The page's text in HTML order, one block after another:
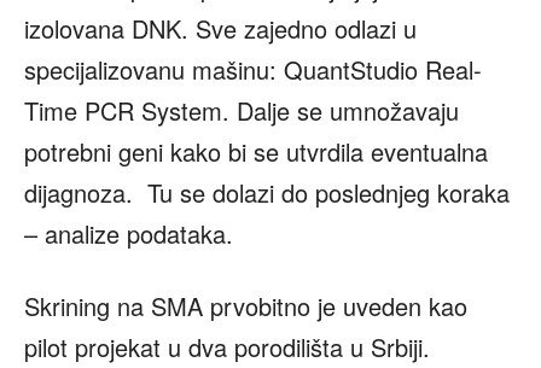
izolovana DNK. Sve zajedno odlazi u
specijalizovanu mašinu: QuantStudio Real-
Time PCR System. Dalje se umnožavaju
potrebni geni kako bi se utvrdila eventualna
dijagnoza. Tu se dolazi do poslednjeg koraka
– analize podataka.
Skrining na SMA prvobitno je uveden kao
pilot projekat u dva porodilišta u Srbiji.